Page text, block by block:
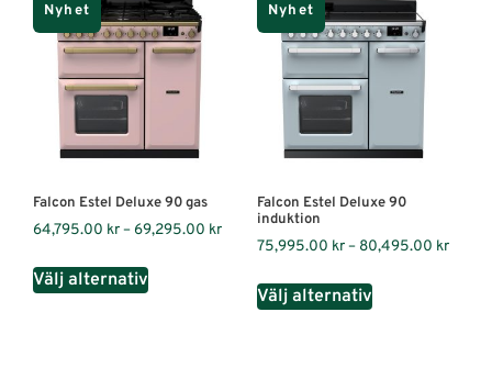
Nyhet
Falcon Estel Deluxe 90 gas
64,795.00 kr– 69,295.00 kr
Välj alternativ
Nyhet
Falcon Estel Deluxe 90
induktion
75,995.00 kr– 80,495.00 kr
Välj alternativ